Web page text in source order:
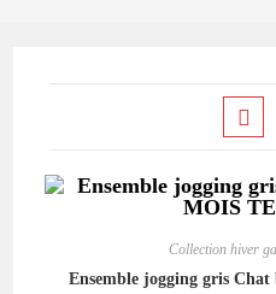
Collection hiver
Ensemble jogging gris